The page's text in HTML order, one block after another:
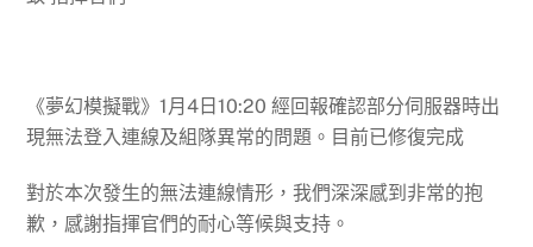
《夢幻模擬戰》1月4日10:20 經回報確認部分伺服器時出
現無法登入連線及組隊異常的問題。目前已修復完成
對於本次發生的無法連線情形，我們深深感到非常的抱
歉，感謝指揮官們的耐心等候與支持。